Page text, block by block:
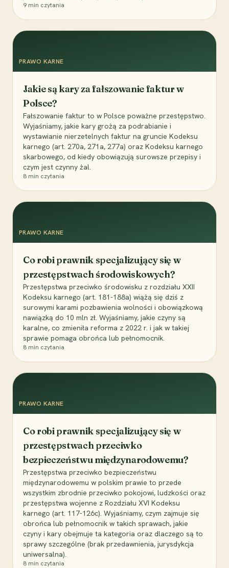
9 min czytania
PRAWO KARNE
Jakie są kary za fałszowanie faktur w
Polsce?
Fałszowanie faktur to w Polsce poważne przestępstwo.
Wyjaśniamy, jakie kary grożą za podrabianie i
wystawianie nierzetelnych faktur na gruncie Kodeksu
karnego (art. 270a, 271a, 277a) oraz Kodeksu karnego
skarbowego, od kiedy obowiązują surowsze przepisy i
czym jest czynny żal.
8 min czytania
PRAWO KARNE
Co robi prawnik specjalizujący się w
przestępstwach środowiskowych?
Przestępstwa przeciwko środowisku z rozdziału XXII
Kodeksu karnego (art. 181-188a) wiążą się dziś z
surowymi karami pozbawienia wolności i obowiązkową
nawiązką do 10 mln zł. Wyjaśniamy, jakie czyny są
karalne, co zmieniła reforma z 2022 r. i jak w takiej
sprawie pomaga obrońca lub pełnomocnik.
8 min czytania
PRAWO KARNE
Co robi prawnik specjalizujący się w
przestępstwach przeciwko
bezpieczeństwu międzynarodowemu?
Przestępstwa przeciwko bezpieczeństwu
międzynarodowemu w polskim prawie to przede
wszystkim zbrodnie przeciwko pokojowi, ludzkości oraz
przestępstwa wojenne z Rozdziału XVI Kodeksu
karnego (art. 117-126c). Wyjaśniamy, czym zajmuje się
obrońca lub pełnomocnik w takich sprawach, jakie
czyny i kary obejmuje ta kategoria oraz dlaczego są to
sprawy szczególne (brak przedawnienia, jurysdykcja
uniwersalna).
8 min czytania